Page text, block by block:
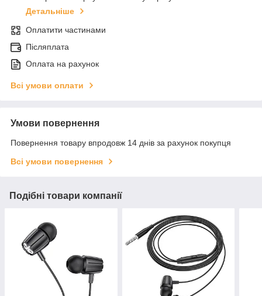
Детальніше
Оплатити частинами
Післяплата
Оплата на рахунок
Всі умови оплати
Умови повернення
Повернення товару впродовж 14 днів за рахунок покупця
Всі умови повернення
Подібні товари компанії